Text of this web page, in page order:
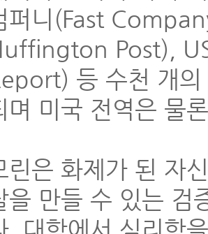
퍼니(Fast
Post),
등 수천 개
며 미국 전역은 물
린은 화제가 된 자
을 만들 수 있는 검